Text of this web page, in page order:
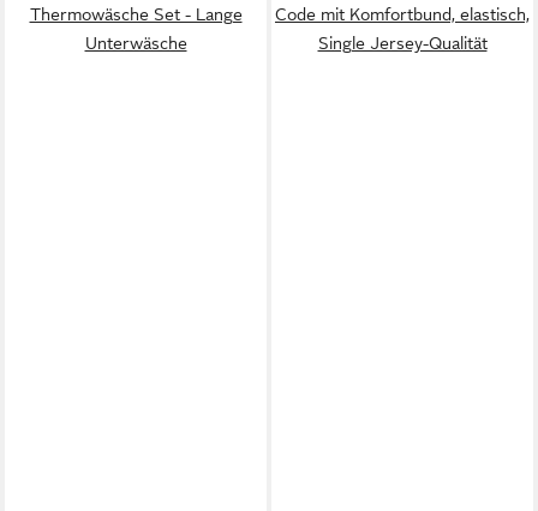
Thermowäsche Set - Lange
Unterwäsche
Code mit Komfortbund, elastisch,
Single Jersey-Qualität